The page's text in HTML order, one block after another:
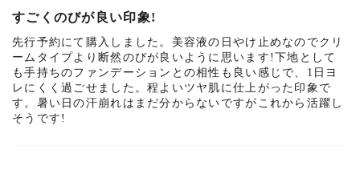
すごくのびが良い印象!
先行予約にて購入しました。美容液の日やけ止めなのでクリ
ームタイプより断然のびが良いように思います!下地として
も手持ちのファンデーションとの相性も良い感じで、1日ヨ
レにくく過ごせました。程よいツヤ肌に仕上がった印象で
す。暑い日の汗崩れはまだ分からないですがこれから活躍し
そうです!